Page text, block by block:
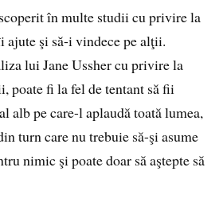
în multe studii cu privire la
ajute şi să-i vindece pe alţii.
lui Jane Ussher cu privire la
poate fi la fel de tentant să fii
alb pe care-l aplaudă toată lumea,
turn care nu trebuie să-şi asume
nimic şi poate doar să aştepte să